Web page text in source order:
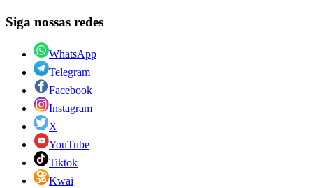
Siga nossas redes
WhatsApp
Telegram
Facebook
Instagram
X
YouTube
Tiktok
Kwai